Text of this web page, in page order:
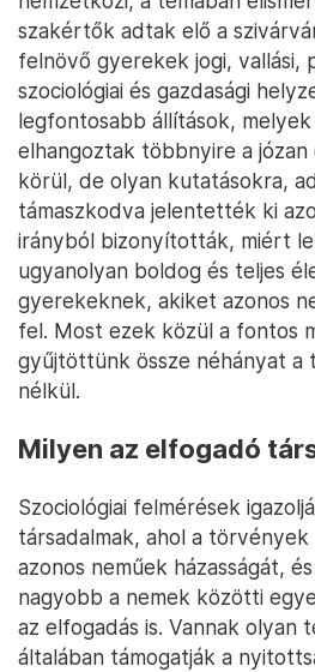
szakértők adtak elő a
felnövő gyerekek jogi, vallási,
szociológiai és gazdasági
legfontosabb állítások,
elhangoztak többnyire a
körül, de olyan kutatásokra,
támaszkodva jelentették ki
irányból bizonyították, miért
ugyanolyan boldog és teljes
gyerekeknek, akiket azonos
fel. Most ezek közül a fontos
gyűjtöttünk össze néhányat a
nélkül.
Milyen az elfogadó
Szociológiai felmérések
társadalmak, ahol a törvények
azonos neműek házasságát,
nagyobb a nemek közötti
az elfogadás is. Vannak olyan
általában támogatják a